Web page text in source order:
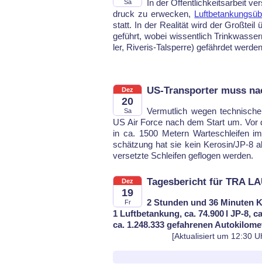
Sa
In der Öffent­lich­keits­ar­beit
druck zu er­we­cken,
statt. In der Rea­li­tät wird der Groß­teil
ge­führt, wo­bei wis­sent­lich
ler, Ri­ve­ris-Tal­sper­re) ge­fähr­det
Dez
20
Sa
US-Transporter muss
Ver­mut­lich we­gen
US Air For­ce nach dem Start um. Vor
in ca. 1500 Me­tern War­te­schlei­fen
schät­zung hat sie kein Ke­ro­sin/JP-8
ver­setz­te Schlei­fen ge­flo­gen wer­den.
Dez
19
Fr
Tagesbericht für TRA
2 Stunden und 36 Minuten
1 Luftbetankung, ca. 74.900 l JP-8,
ca. 1.248.333 gefahrenen
[Aktualisiert um 12:30